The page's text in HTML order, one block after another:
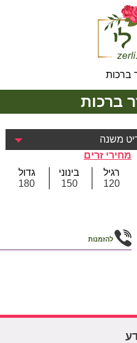
משנה
מחירי זרים
רגיל
120
בינוני
150
גדול
180
להזמנות